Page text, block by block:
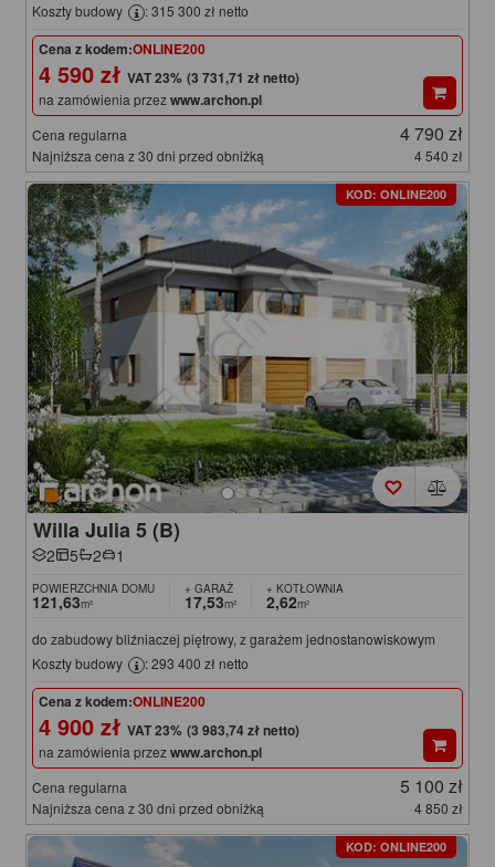
Koszty budowy
: 315 300 zł netto
Cena z kodem:ONLINE200
4 590 zł (3 731,71 zł netto)
na zamówienia przezwww.archon.pl
Cena regularna 4 790 zł
Najniższa cena z 30 dni przed obniżką 4 540 zł
KOD: ONLINE200
Willa Julia 5 (B)
2 5 2 1
POWIERZCHNIA DOMU
121,63m²
+ GARAŻ
17,53m²
+ KOTŁOWNIA
2,62m²
do zabudowy bliźniaczej piętrowy, z garażem jednostanowiskowym
Koszty budowy
: 293 400 zł netto
Cena z kodem:ONLINE200
4 900 zł (3 983,74 zł netto)
na zamówienia przezwww.archon.pl
Cena regularna 5 100 zł
Najniższa cena z 30 dni przed obniżką 4 850 zł
KOD: ONLINE200